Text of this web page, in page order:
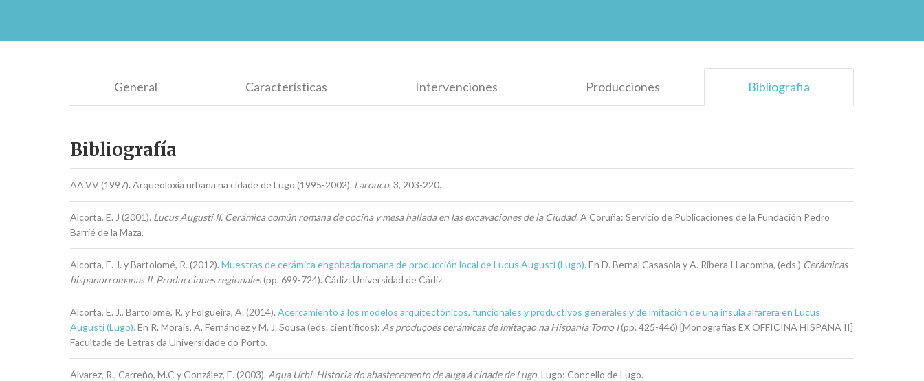
General Características Intervenciones Producciones Bibliografia
Bibliografía
AA.VV (1997). Arqueoloxía urbana na cidade de Lugo (1995-2002). Larouco, 3, 203-220.
Alcorta, E. J (2001). Lucus Augusti II. Cerámica común romana de cocina y mesa hallada en las excavaciones de la Ciudad. A Coruña: Servicio de Publicaciones de la Fundación Pedro
Barrié de la Maza.
Alcorta, E. J. y Bartolomé, R. (2012). Muestras de cerámica engobada romana de producción local de Lucus Augusti (Lugo).En D. Bernal Casasola y A. Ribera I Lacomba, (eds.) Cerámicas
hispanorromanas II. Producciones regionales(pp. 699-724). Cádiz: Universidad de Cádiz.
Alcorta, E. J., Bartolomé, R. y Folgueira, A. (2014). Acercamiento a los modelos arquitectónicos, funcionales y productivos generales y de imitación de una ínsula alfarera en Lucus
Augusti (Lugo).En R. Morais, A. Fernández y M. J. Sousa (eds. científicos): As produçoes cerámicas de imitaçao na Hispania Tomo I(pp. 425-446) [Monografías EX OFFICINA HISPANA II]
Facultade de Letras da Universidade do Porto.
Álvarez, R., Carreño, M.C y González, E. (2003). Aqua Urbi. Historia do abastecemento de auga á cidade de Lugo.Lugo: Concello de Lugo.